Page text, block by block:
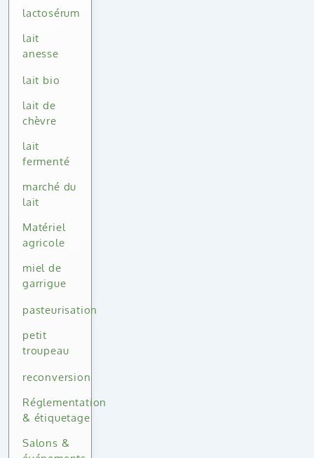
lactosérum
lait
anesse
lait bio
lait de
chèvre
lait
fermenté
marché du
lait
Matériel
agricole
miel de
garrigue
pasteurisation
petit
troupeau
reconversion
Réglementation
& étiquetage
Salons &